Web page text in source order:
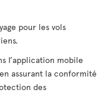
pour les vols
l’application mobile
assurant la conformité
des